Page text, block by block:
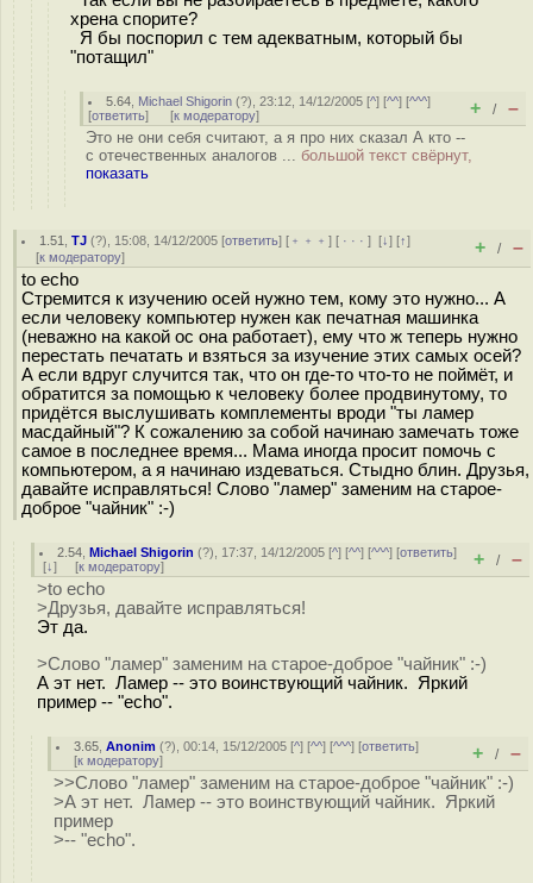
хрена спорите?
Я бы поспорил с тем адекватным, который бы
"потащил"
5.64 Michael Shigorin (?), 23:12, 14/12/2005 [^] [^^] [^^^]
[ответить] [к модератору] + / –
Это не они себя считают, а я про них сказал А кто --
с отечественных аналогов ... большой текст свёрнут,
показать
1.51 ,TJ (?), 15:08, 14/12/2005 [ответить] [ ﹢﹢﹢] [ · · ·][↓] [↑]
[к модератору] + / –
to echo
Стремится к изучению осей нужно тем, кому это нужно... А
если человеку компьютер нужен как печатная машинка
(неважно на какой ос она работает), ему что ж теперь нужно
перестать печатать и взяться за изучение этих самых осей?
А если вдруг случится так, что он где-то что-то не поймёт, и
обратится за помощью к человеку более продвинутому, то
придётся выслушивать комплементы вроди "ты ламер
масдайный"? К сожалению за собой начинаю замечать тоже
самое в последнее время... Мама иногда просит помочь с
компьютером, а я начинаю издеваться. Стыдно блин. Друзья,
давайте исправляться! Слово "ламер" заменим на старое-
доброе "чайник" :-)
2.54 ,Michael Shigorin (?), 17:37, 14/12/2005 [^] [^^] [^^^] [ответить]
[↓] [к модератору] + / –
>to echo
>Друзья, давайте исправляться!
Эт да.
>Слово "ламер" заменим на старое-доброе "чайник" :-)
А эт нет. Ламер -- это воинствующий чайник. Яркий
пример -- "echo".
3.65 ,Anonim (?), 00:14, 15/12/2005 [^] [^^] [^^^] [ответить]
[к модератору] + / –
>>Слово "ламер" заменим на старое-доброе "чайник" :-)
>А эт нет. Ламер -- это воинствующий чайник. Яркий
пример
>-- "echo".